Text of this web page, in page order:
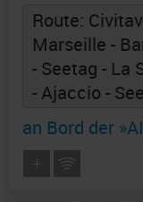
Route:
Marseille -
- Seetag - La
- Ajaccio -
an Bord der